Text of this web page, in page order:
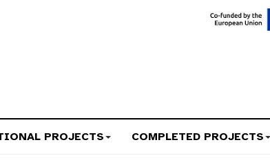
PROJECTS COMPLETED PROJECTS